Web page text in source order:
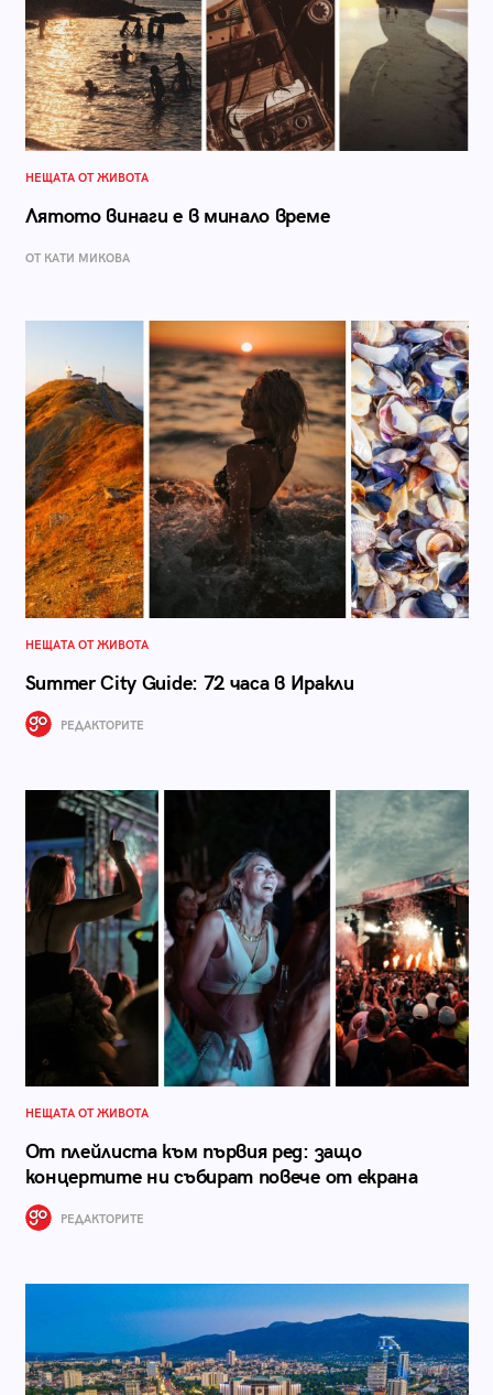
НЕЩАТА ОТ ЖИВОТА
Лятото винаги е в минало време
ОТ КАТИ МИКОВА
НЕЩАТА ОТ ЖИВОТА
Summer City Guide: 72 часа в Иракли
РЕДАКТОРИТЕ
НЕЩАТА ОТ ЖИВОТА
От плейлиста към първия ред: защо
концертите ни събират повече от екрана
РЕДАКТОРИТЕ